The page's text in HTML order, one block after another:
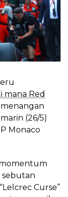
mana Red
(26/5)
Monaco
sebutan
Curse”